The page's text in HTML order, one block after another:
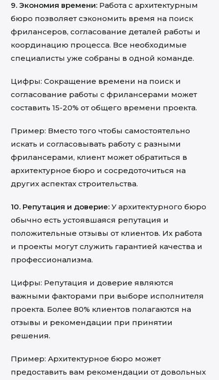
9. Экономия времени: Работа с архитектурным
бюро позволяет сэкономить время на поиск
фрилансеров, согласование деталей работы и
координацию процесса. Все необходимые
специалисты уже собраны в одной команде.
Цифры: Сокращение времени на поиск и
согласование работы с фрилансерами может
составить 15-20% от общего времени проекта.
Пример: Вместо того чтобы самостоятельно
искать и согласовывать работу с разными
фрилансерами, клиент может обратиться в
архитектурное бюро и сосредоточиться на
других аспектах строительства.
10. Репутация и доверие: У архитектурного бюро
обычно есть устоявшаяся репутация и
положительные отзывы от клиентов. Их работа
и проекты могут служить гарантией качества и
профессионализма.
Цифры: Репутация и доверие являются
важными факторами при выборе исполнителя
проекта. Более 80% клиентов полагаются на
отзывы и рекомендации при принятии
решения.
Пример: Архитектурное бюро может
предоставить вам рекомендации от довольных